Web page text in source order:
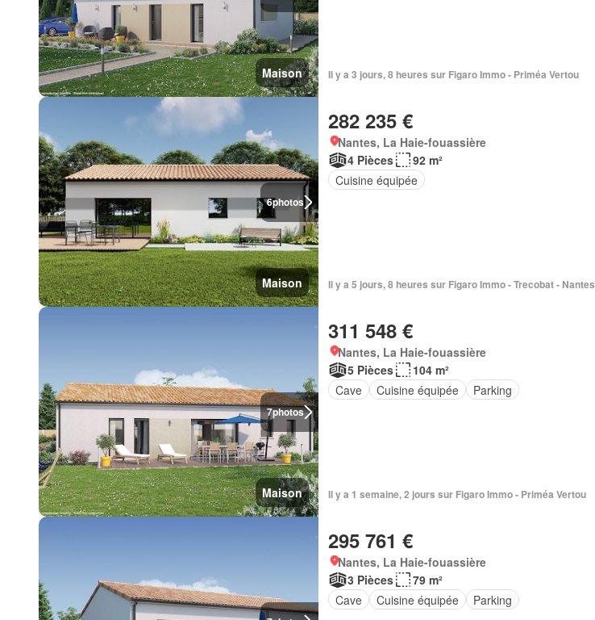
Maison Il y a 3 jours, 8 heures sur Figaro Immo - Priméa Vertou
6photos
Maison
282 235 €
Nantes, La Haie-fouassière
4 Pièces
92 m²
Cuisine équipée
Il y a 5 jours, 8 heures sur Figaro Immo - Trecobat - Nantes
7photos
Maison
311 548 €
Nantes, La Haie-fouassière
5 Pièces
104 m²
Cave
Cuisine équipée Parking
Il y a 1 semaine, 2 jours sur Figaro Immo - Priméa Vertou
295 761 €
Nantes, La Haie-fouassière
3 Pièces
79 m²
Cave
Cuisine équipée Parking